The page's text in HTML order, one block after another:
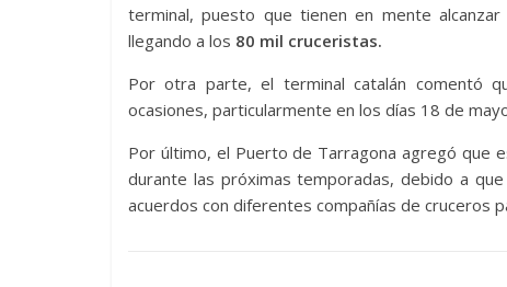
terminal, puesto que tienen en mente alcanzar
llegando a los 80 mil cruceristas.
Por otra parte, el terminal catalán comentó
ocasiones, particularmente en los días 18 de
Por último, el Puerto de Tarragona agregó que
durante las próximas temporadas, debido a
acuerdos con diferentes compañías de cruceros